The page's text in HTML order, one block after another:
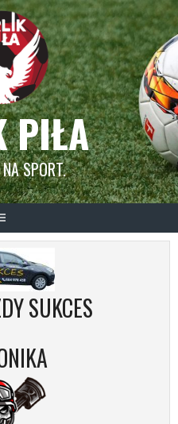
PIŁA
SPORT.
SUKCES